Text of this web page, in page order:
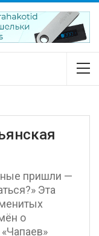
пришли —
Эта
о